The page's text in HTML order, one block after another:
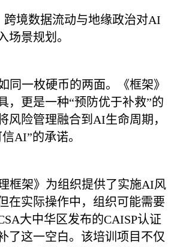
跨境数据流动与地缘政治对AI
场景规划。
同一枚硬币的两面。《框架》
，更是一种“预防优于补救”的
风险管理融合到AI生命周期，
AI”的承诺。
框架》为组织提供了实施AI风
在实际操作中，组织可能需要
大中华区发布的CAISP认证
了这一空白。该培训项目不仅